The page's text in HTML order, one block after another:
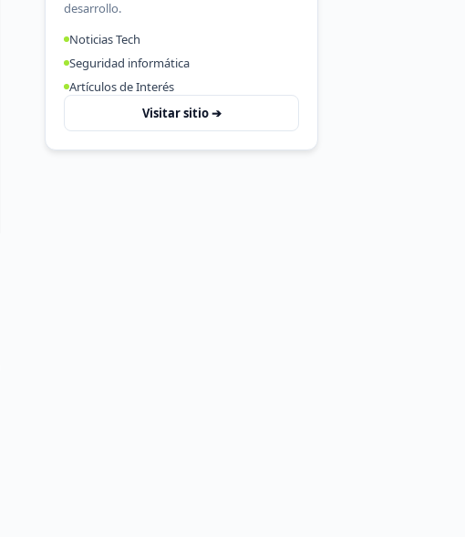
desarrollo.
Noticias Tech
Seguridad informática
Artículos de Interés
Visitar sitio ➔